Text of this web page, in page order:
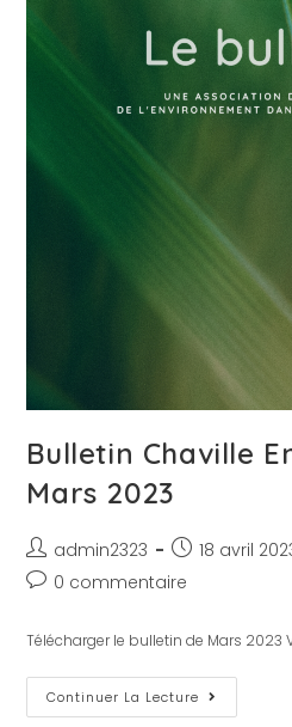
Bulletin Chaville
Mars 2023
admin2323 18 avril
0 commentaire
Télécharger le bulletin de Mars
Continuer La Lecture